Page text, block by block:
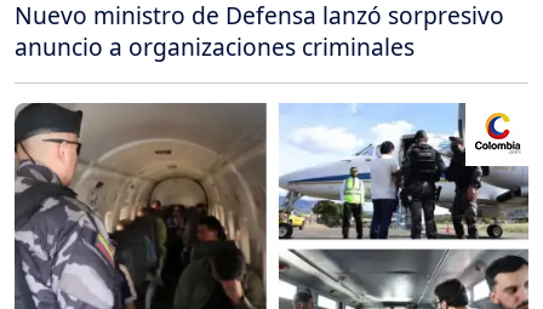
Nuevo ministro de Defensa lanzó sorpresivo
anuncio a organizaciones criminales